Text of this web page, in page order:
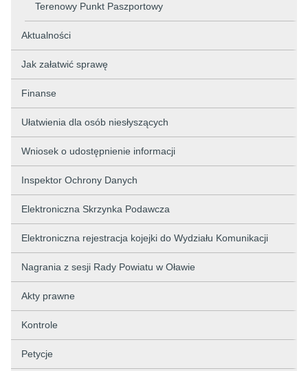
Terenowy Punkt Paszportowy
Aktualności
Jak załatwić sprawę
Finanse
Ułatwienia dla osób niesłyszących
Wniosek o udostępnienie informacji
Inspektor Ochrony Danych
Elektroniczna Skrzynka Podawcza
Elektroniczna rejestracja kojejki do Wydziału Komunikacji
Nagrania z sesji Rady Powiatu w Oławie
Akty prawne
Kontrole
Petycje